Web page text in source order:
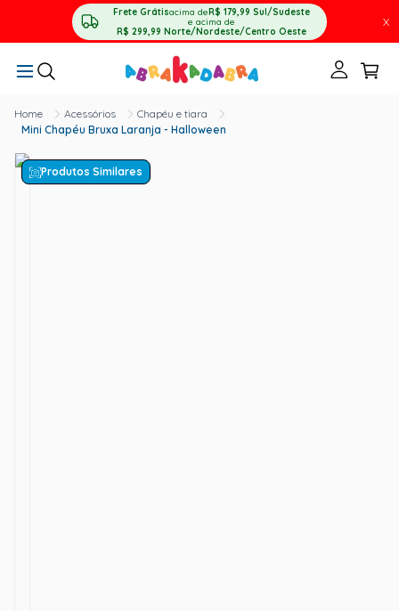
Frete Grátisacima deR$ 179,99 Sul/Sudeste
e acima de
R$ 299,99 Norte/Nordeste/Centro Oeste
X
Acessórios
Chapéu e tiara
Mini Chapéu Bruxa Laranja - Halloween
Produtos Similares